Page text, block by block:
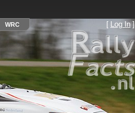
[ Log In]